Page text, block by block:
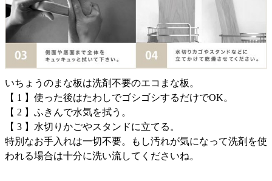
いちょうのまな板は洗剤不要のエコまな板。
【 1 】使った後はたわしでゴシゴシするだけでOK。
【 2 】ふきんで水気を拭う。
【 3 】水切りかごやスタンドに立てる。
特別なお手入れは一切不要。もし汚れが気になって洗剤を使
われる場合は十分に洗い流してくださいね。